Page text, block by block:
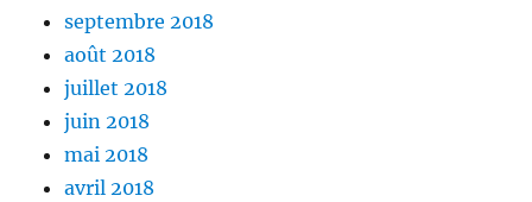
septembre 2018
août 2018
juillet 2018
juin 2018
mai 2018
avril 2018